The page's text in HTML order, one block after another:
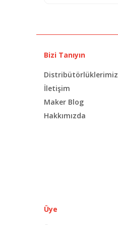
Bizi Tanıyın
Distribütörlüklerimiz
İletişim
Maker Blog
Hakkımızda
Üye